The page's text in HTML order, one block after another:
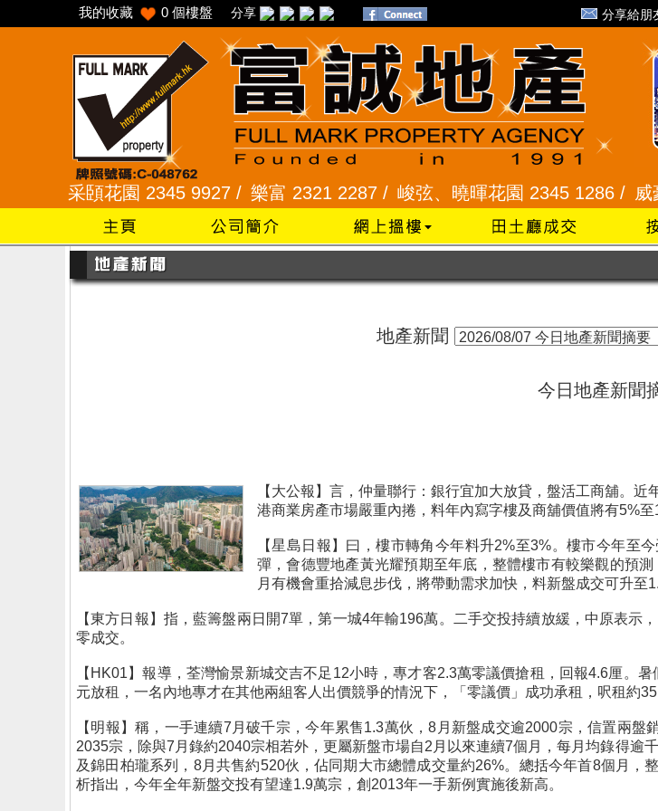
我的收藏 0 個樓盤 分享 分享給朋
采頣花園 2345 9927 /樂富 2321 2287 /峻弦、曉暉花園 2345 1286 /威豪
地產新聞
今日地產新聞
【大公報】言，仲量聯行：銀行宜加大放貸，盤活工商舖。
港商業房產市場嚴重內捲，料年內寫字樓及商舖價值將有5%
【星島日報】曰，樓市轉角今年料升2%至3%。樓市今年至
彈，會德豐地產黃光耀預期至年底，整體樓市有較樂觀的預
月有機會重拾減息步伐，將帶動需求加快，料新盤成交可升至
【東方日報】指，藍籌盤兩日開7單，第一城4年輸196萬。二手交投持續放緩，中原表
零成交。
【HK01】報導，荃灣愉景新城交吉不足12小時，專才客2.3萬零議價搶租，回報4.6厘。
元放租，一名內地專才在其他兩組客人出價競爭的情況下，「零議價」成功承租，呎租約
【明報】稱，一手連續7月破千宗，今年累售1.3萬伙，8月新盤成交逾2000宗，信置兩
2035宗，除與7月錄約2040宗相若外，更屬新盤市場自2月以來連續7個月，每月均錄得逾
及錦田柏瓏系列，8月共售約520伙，佔同期大市總體成交量約26%。總括今年首8個月
析指出，今年全年新盤交投有望達1.9萬宗，創2013年一手新例實施後新高。